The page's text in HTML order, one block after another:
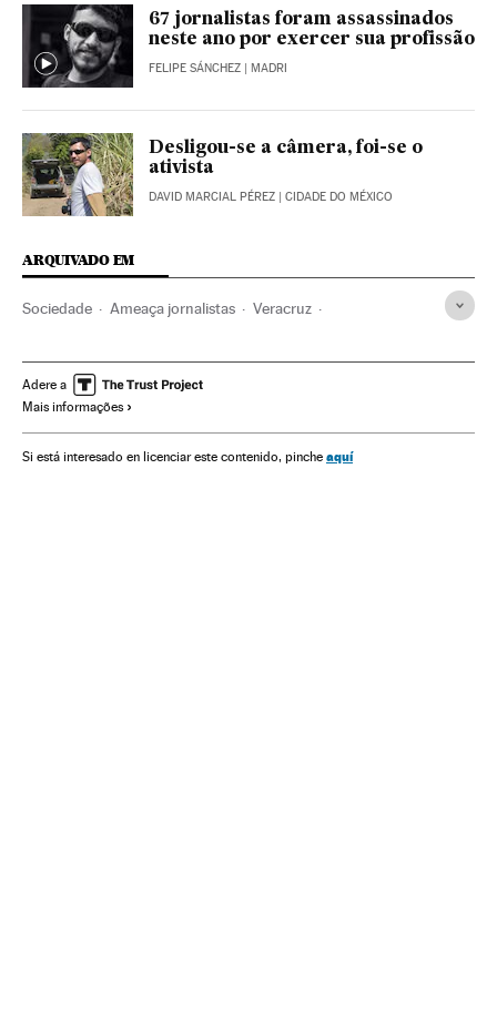
67 jornalistas foram assassinados
neste ano por exercer sua profissão
FELIPE SÁNCHEZ | MADRI
Desligou-se a câmera, foi-se o
ativista
DAVID MARCIAL PÉREZ | CIDADE DO MÉXICO
ARQUIVADO EM
Sociedade Ameaça jornalistas Veracruz
América do Norte América Latina
Comunicação Justiça
Adere a
Mais informações
Si está interesado en licenciar este contenido, pinche aquí